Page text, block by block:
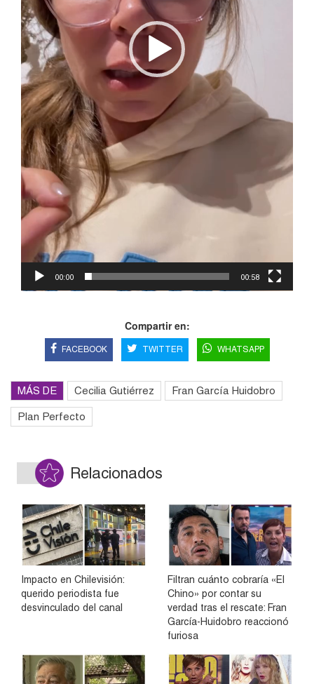
00:00 00:58
Compartir en:
FACEBOOK TWITTER WHATSAPP
MÁS DE Cecilia Gutiérrez Fran García Huidobro
Plan Perfecto
Relacionados
Impacto en Chilevisión:
querido periodista fue
desvinculado del canal
Filtran cuánto cobraría «El
Chino» por contar su
verdad tras el rescate: Fran
García-Huidobro reaccionó
furiosa